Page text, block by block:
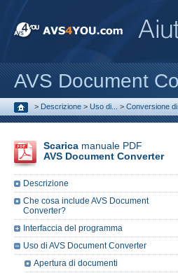
AVS Document
> Descrizione > Uso di... > Conversione
Scarica manuale PDF
AVS Document Converter
Descrizione
Che cosa include AVS Document
Converter?
Interfaccia del programma
Uso di AVS Document Converter
Apertura di documenti